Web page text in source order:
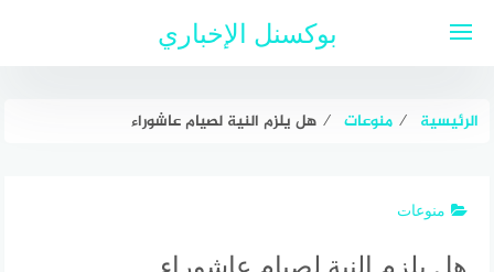
بوكسنل الإخباري
الرئيسية ⁄ منوعات ⁄ هل يلزم النية لصيام عاشوراء
منوعات